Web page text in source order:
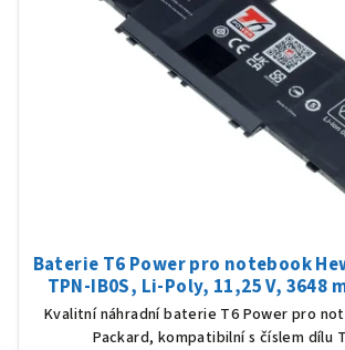
Baterie T6 Power pro notebook
TPN-IB0S, Li-Poly, 11,25 V, 3648
černá
Kvalitní náhradní baterie T6 Power pro
Packard, kompatibilní s číslem dílu